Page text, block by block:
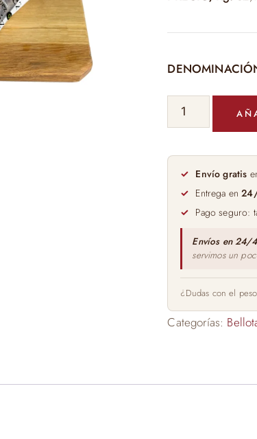
CHORIZO
IBÉRICO
BELLOTA
BLÁZQUEZ
cantidad
Envío gratis
Entrega en
Pago seguro:
Envíos en 24/
servimos un
¿Dudas con el
Categorías: